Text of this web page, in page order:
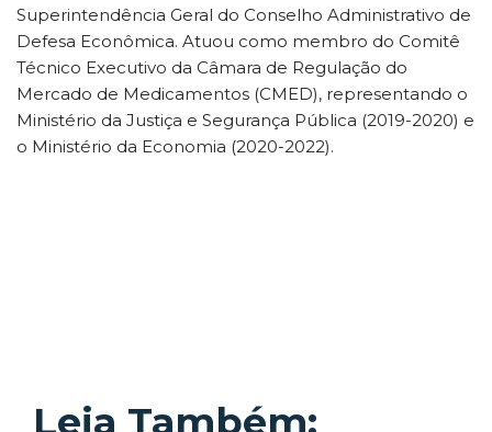
Superintendência Geral do Conselho Administrativo de
Defesa Econômica. Atuou como membro do Comitê
Técnico Executivo da Câmara de Regulação do
Mercado de Medicamentos (CMED), representando o
Ministério da Justiça e Segurança Pública (2019-2020) e
o Ministério da Economia (2020-2022).
Leia Também: